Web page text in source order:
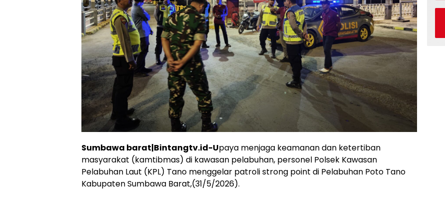
Sumbawa barat|Bintangtv.id-Upaya menjaga keamanan dan ketertiban
masyarakat (kamtibmas) di kawasan pelabuhan, personel Polsek Kawasan
Pelabuhan Laut (KPL) Tano menggelar patroli strong point di Pelabuhan Poto Tano
Kabupaten Sumbawa Barat,(31/5/2026).